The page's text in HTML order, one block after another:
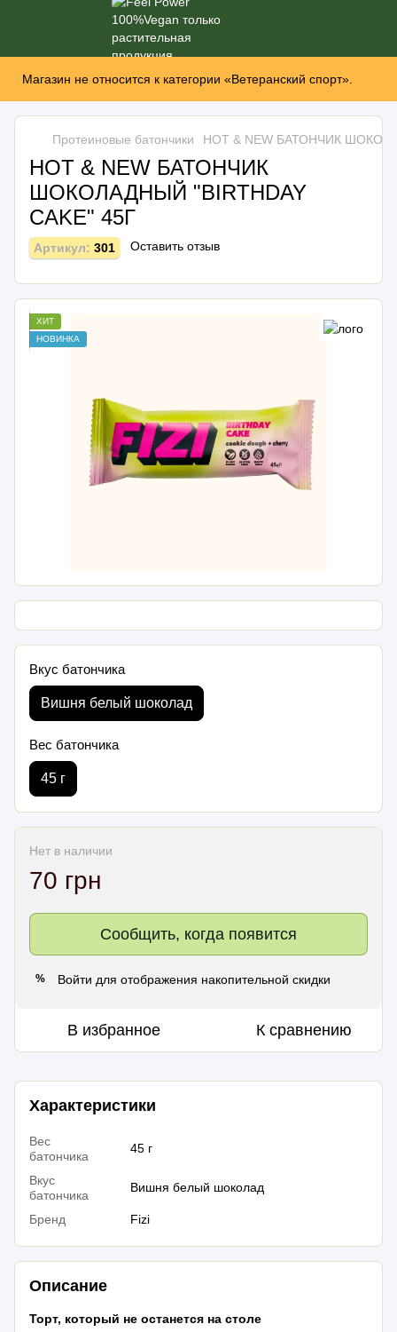
Магазин не относится к категории «Ветеранский спорт».
Протеиновые батончики HOT & NEW БАТОНЧИК
HOT & NEW БАТОНЧИК
ШОКОЛАДНЫЙ "BIRTHDAY
CAKE" 45Г
Артикул: 301 Оставить отзыв
ХИТ
НОВИНКА
Вкус батончика
Вишня белый шоколад
Вес батончика
45 г
Нет в наличии
70 грн
Сообщить, когда появится
% Войти для отображения накопительной скидки
В избранное К сравнению
Характеристики
Вес
батончика
45 г
Вкус
батончика
Вишня белый шоколад
Бренд Fizi
Описание
Торт, который не останется на столе